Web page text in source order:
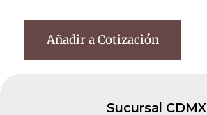
Añadir a Cotización
Sucursal CDMX